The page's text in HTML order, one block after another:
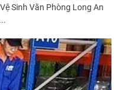
Sinh Văn Phòng Long An